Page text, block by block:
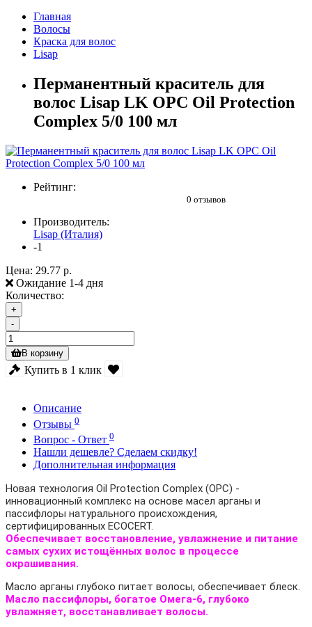
Главная
Волосы
Краска для волос
Lisap
Перманентный краситель для
волос Lisap LK OPC Oil Protection
Complex 5/0 100 мл
Рейтинг:
0 отзывов
Производитель:
Lisap (Италия)
-1
Цена: 29.77 р.
Ожидание 1-4 дня
Количество:
+
-
В корзину
Купить в 1 клик
Описание
Отзывы 0
Вопрос - Ответ 0
Нашли дешевле? Сделаем скидку!
Дополнительная информация
Новая технология Oil Protection Complex (OPC) -
инновационный комплекс на основе масел арганы и
пассифлоры натурального происхождения,
сертифицированных ECOCERT.
Обеспечивает восстановление, увлажнение и питание
самых сухих истощённых волос в процессе
окрашивания.
Масло арганы глубоко питает волосы, обеспечивает блеск.
Масло пассифлоры, богатое Омега-6, глубоко
увлажняет, восстанавливает волосы.